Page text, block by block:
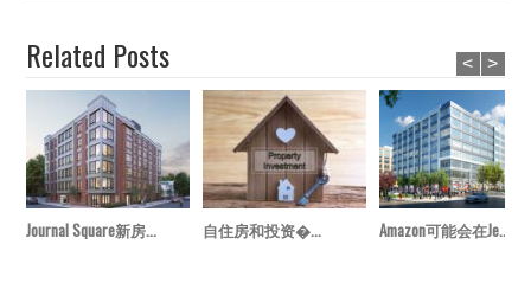
Related Posts
Journal Square新房... 自住房和投资�... Amazon可能会在Je...
< >